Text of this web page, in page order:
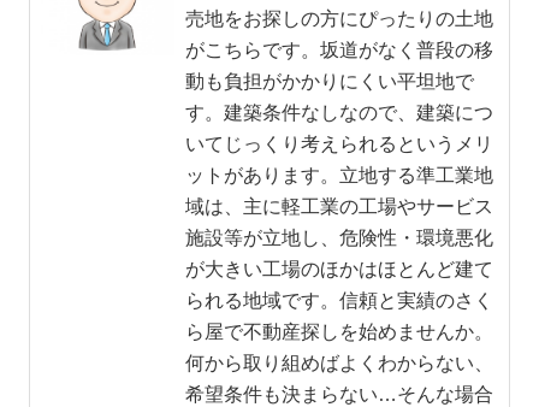
売地をお探しの方にぴったりの土地
がこちらです。坂道がなく普段の移
動も負担がかかりにくい平坦地で
す。建築条件なしなので、建築につ
いてじっくり考えられるというメリ
ットがあります。立地する準工業地
域は、主に軽工業の工場やサービス
施設等が立地し、危険性・環境悪化
が大きい工場のほかはほとんど建て
られる地域です。信頼と実績のさく
ら屋で不動産探しを始めませんか。
何から取り組めばよくわからない、
希望条件も決まらない…そんな場合